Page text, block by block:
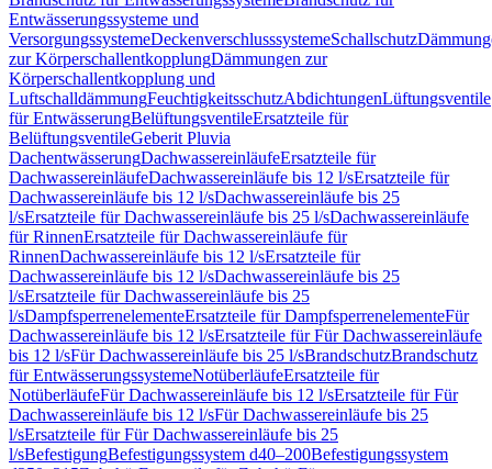
Entwässerungssysteme und
VersorgungssystemeDeckenverschlusssystemeSchallschutz
zur KörperschallentkopplungDämmungen zur
Körperschallentkopplung und
LuftschalldämmungFeuchtigkeitsschutzAbdichtungenLüftungsventile
für EntwässerungBelüftungsventileErsatzteile für
BelüftungsventileGeberit Pluvia
DachentwässerungDachwassereinläufeErsatzteile für
DachwassereinläufeDachwassereinläufe bis 12 l/sErsatzteile für
Dachwassereinläufe bis 12 l/sDachwassereinläufe bis 25
l/sErsatzteile für Dachwassereinläufe bis 25 l/sDachwassereinläufe
für RinnenErsatzteile für Dachwassereinläufe für
RinnenDachwassereinläufe bis 12 l/sErsatzteile für
Dachwassereinläufe bis 12 l/sDachwassereinläufe bis 25
l/sErsatzteile für Dachwassereinläufe bis 25
l/sDampfsperrenelementeErsatzteile für DampfsperrenelementeFür
Dachwassereinläufe bis 12 l/sErsatzteile für Für Dachwassereinläufe
bis 12 l/sFür Dachwassereinläufe bis 25 l/sBrandschutzBrandschutz
für EntwässerungssystemeNotüberläufeErsatzteile für
NotüberläufeFür Dachwassereinläufe bis 12 l/sErsatzteile für Für
Dachwassereinläufe bis 12 l/sFür Dachwassereinläufe bis 25
l/sErsatzteile für Für Dachwassereinläufe bis 25
l/sBefestigungBefestigungssystem d40–200Befestigungssystem